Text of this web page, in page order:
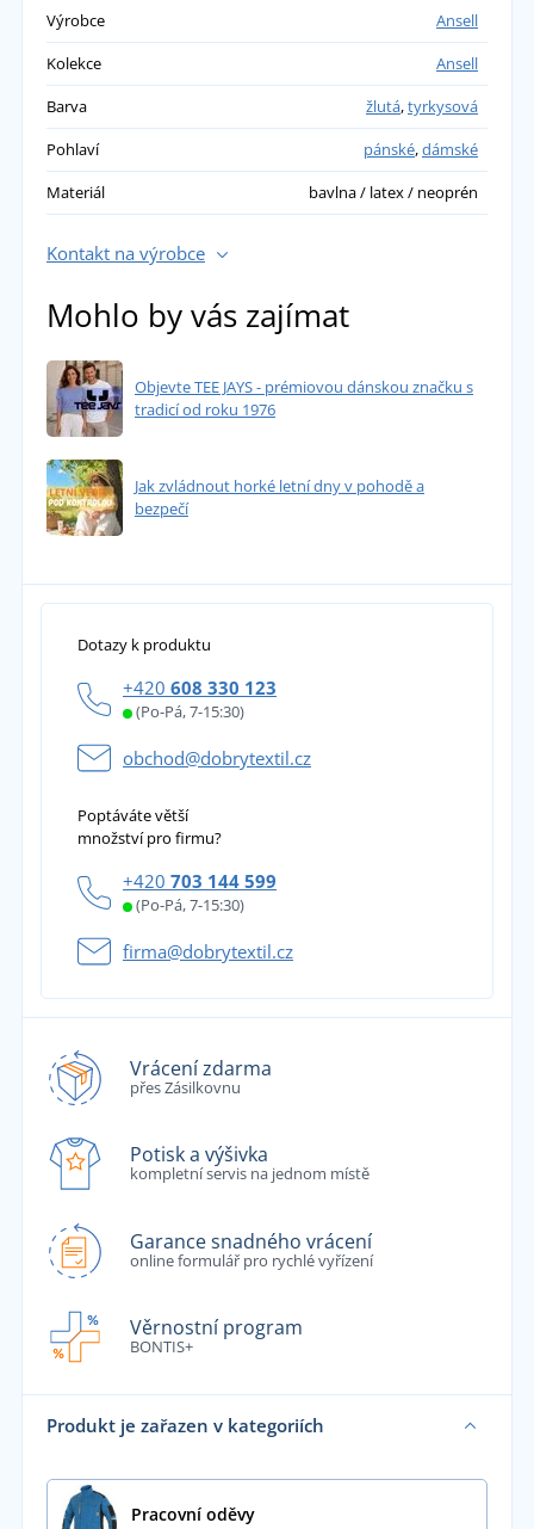
Výrobce
Ansell
Kolekce
Ansell
Barva
žlutá,tyrkysová
Pohlaví
pánské,dámské
Materiál
bavlna / latex / neoprén
Kontakt na výrobce
Mohlo by vás zajímat
Objevte TEE JAYS - prémiovou dánskou značku s
tradicí od roku 1976
Jak zvládnout horké letní dny v pohodě a
bezpečí
Dotazy k produktu
+420 608 330 123
(Po-Pá, 7-15:30)
obchod@dobrytextil.cz
Poptáváte větší
množství pro firmu?
+420 703 144 599
(Po-Pá, 7-15:30)
firma@dobrytextil.cz
Vrácení zdarma
přes Zásilkovnu
Potisk a výšivka
kompletní servis na jednom místě
Garance snadného vrácení
online formulář pro rychlé vyřízení
Věrnostní program
BONTIS+
Produkt je zařazen v kategoriích
Pracovní oděvy